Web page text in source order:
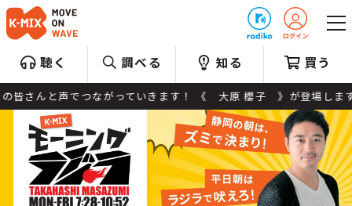
聴く 調べる 知る 買う
つながっていきます！ 《 大原 櫻子 》が登場します！